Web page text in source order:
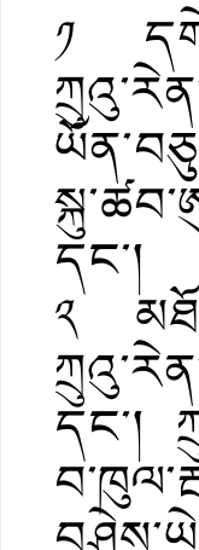
༡
དང་།
༢
དང་།